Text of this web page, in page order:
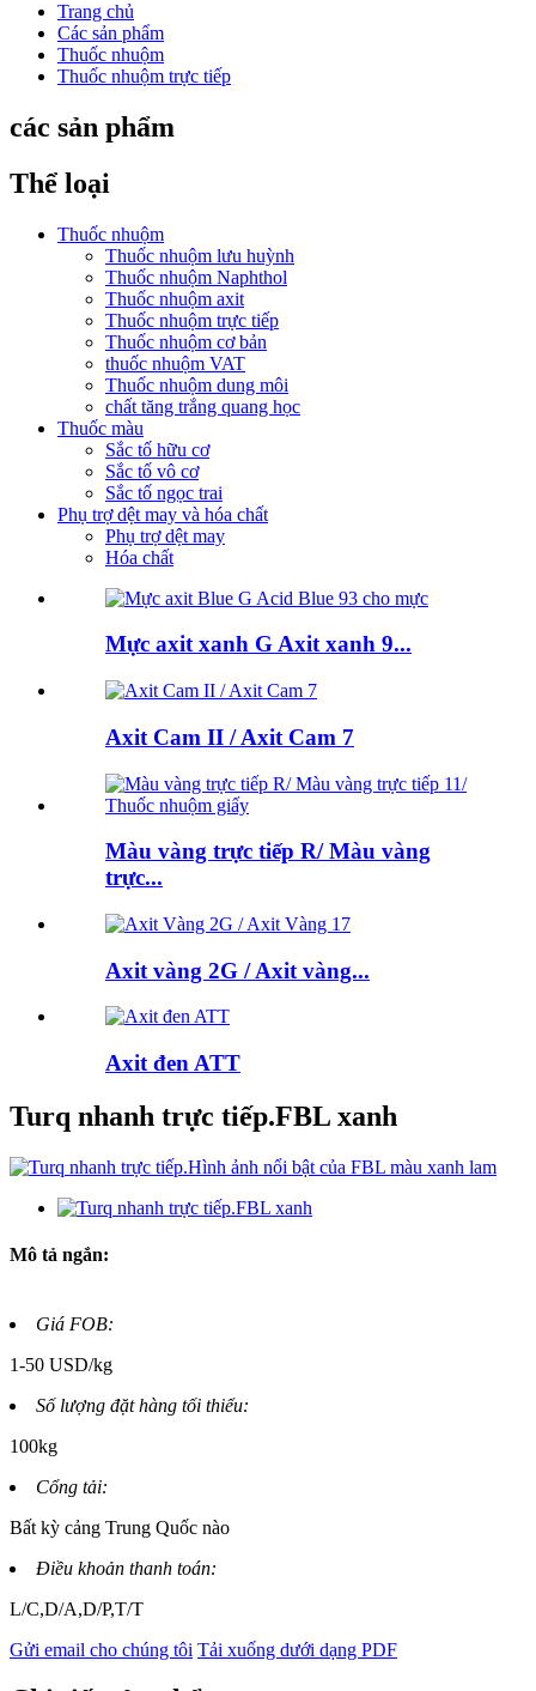
Trang chủ
Các sản phẩm
Thuốc nhuộm
Thuốc nhuộm trực tiếp
các sản phẩm
Thể loại
Thuốc nhuộm
Thuốc nhuộm lưu huỳnh
Thuốc nhuộm Naphthol
Thuốc nhuộm axit
Thuốc nhuộm trực tiếp
Thuốc nhuộm cơ bản
thuốc nhuộm VAT
Thuốc nhuộm dung môi
chất tăng trắng quang học
Thuốc màu
Sắc tố hữu cơ
Sắc tố vô cơ
Sắc tố ngọc trai
Phụ trợ dệt may và hóa chất
Phụ trợ dệt may
Hóa chất
Mực axit xanh G Axit xanh 9...
Axit Cam II / Axit Cam 7
Màu vàng trực tiếp R/ Màu vàng
trực...
Axit vàng 2G / Axit vàng...
Axit đen ATT
Turq nhanh trực tiếp.FBL xanh
Mô tả ngắn:
Giá FOB:
1-50 USD/kg
Số lượng đặt hàng tối thiểu:
100kg
Cổng tải:
Bất kỳ cảng Trung Quốc nào
Điều khoản thanh toán:
L/C,D/A,D/P,T/T
Gửi email cho chúng tôi Tải xuống dưới dạng PDF